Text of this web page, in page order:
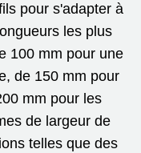
pour s'adapter à
les plus
100 mm pour une
de 150 mm pour
mm pour les
de largeur de
telles que des